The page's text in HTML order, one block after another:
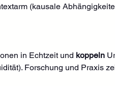
(kausale
in Echtzeit und koppeln
Forschung und Praxis